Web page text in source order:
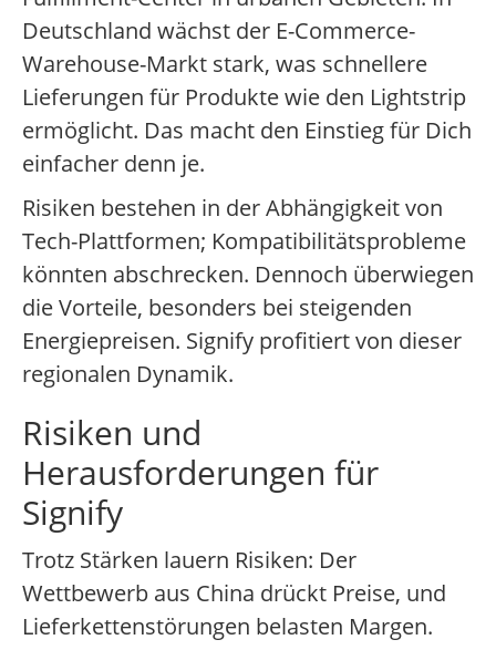
Deutschland wächst der E-Commerce-
Warehouse-Markt stark, was schnellere
Lieferungen für Produkte wie den Lightstrip
ermöglicht. Das macht den Einstieg für Dich
einfacher denn je.
Risiken bestehen in der Abhängigkeit von
Tech-Plattformen; Kompatibilitätsprobleme
könnten abschrecken. Dennoch überwiegen
die Vorteile, besonders bei steigenden
Energiepreisen. Signify profitiert von dieser
regionalen Dynamik.
Risiken und
Herausforderungen für
Signify
Trotz Stärken lauern Risiken: Der
Wettbewerb aus China drückt Preise, und
Lieferkettenstörungen belasten Margen.